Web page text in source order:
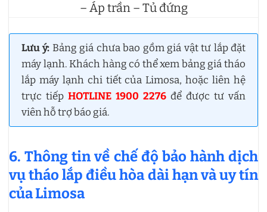
– Áp trần – Tủ đứng
Lưu ý: Bảng giá chưa bao gồm giá vật tư lắp đặt
máy lạnh. Khách hàng có thể xem bảng giá tháo
lắp máy lạnh chi tiết của Limosa, hoặc liên hệ
trực tiếp HOTLINE 1900 2276 để được tư vấn
viên hỗ trợ báo giá.
6. Thông tin về chế độ bảo hành dịch
vụ tháo lắp điều hòa dài hạn và uy tín
của Limosa